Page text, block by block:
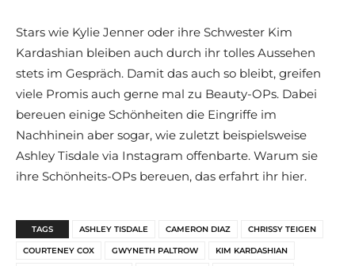
Stars wie Kylie Jenner oder ihre Schwester Kim
Kardashian bleiben auch durch ihr tolles Aussehen
stets im Gespräch. Damit das auch so bleibt, greifen
viele Promis auch gerne mal zu Beauty-OPs. Dabei
bereuen einige Schönheiten die Eingriffe im
Nachhinein aber sogar, wie zuletzt beispielsweise
Ashley Tisdale via Instagram offenbarte. Warum sie
ihre Schönheits-OPs bereuen, das erfahrt ihr hier.
TAGS ASHLEY TISDALE CAMERON DIAZ CHRISSY TEIGEN
COURTENEY COX GWYNETH PALTROW KIM KARDASHIAN